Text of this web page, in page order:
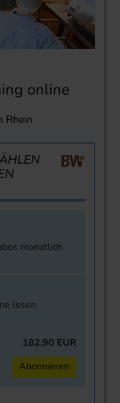
online
Rhein
monatlich
lesen
182,90 EUR
Abonnieren